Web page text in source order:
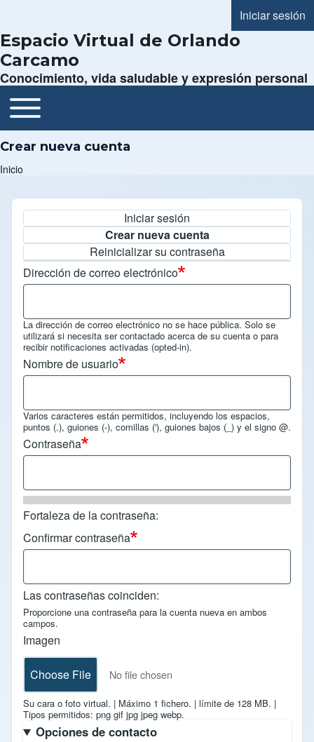
Menú de
Iniciar sesión
Espacio Virtual de Orlando
Carcamo
Conocimiento, vida saludable y expresión personal
Navegación principal
Toggle main menu
Crear nueva cuenta
Inicio
Solapas principales
Iniciar sesión
Crear nueva cuenta
Reinicializar su contraseña
Dirección de correo electrónico
La dirección de correo electrónico no se hace pública. Solo se
utilizará si necesita ser contactado acerca de su cuenta o para
recibir notificaciones activadas (opted-in).
Nombre de usuario
Varios caracteres están permitidos, incluyendo los espacios,
puntos (.), guiones (-), comillas ('), guiones bajos (_) y el signo @.
Contraseña
Fortaleza de la contraseña:
Confirmar contraseña
Las contraseñas coinciden:
Proporcione una contraseña para la cuenta nueva en ambos
campos.
Imagen
Choose File No file chosen
Su cara o foto virtual. | Máximo 1 fichero. | límite de 128 MB. |
Tipos permitidos: png gif jpg jpeg webp.
Opciones de contacto